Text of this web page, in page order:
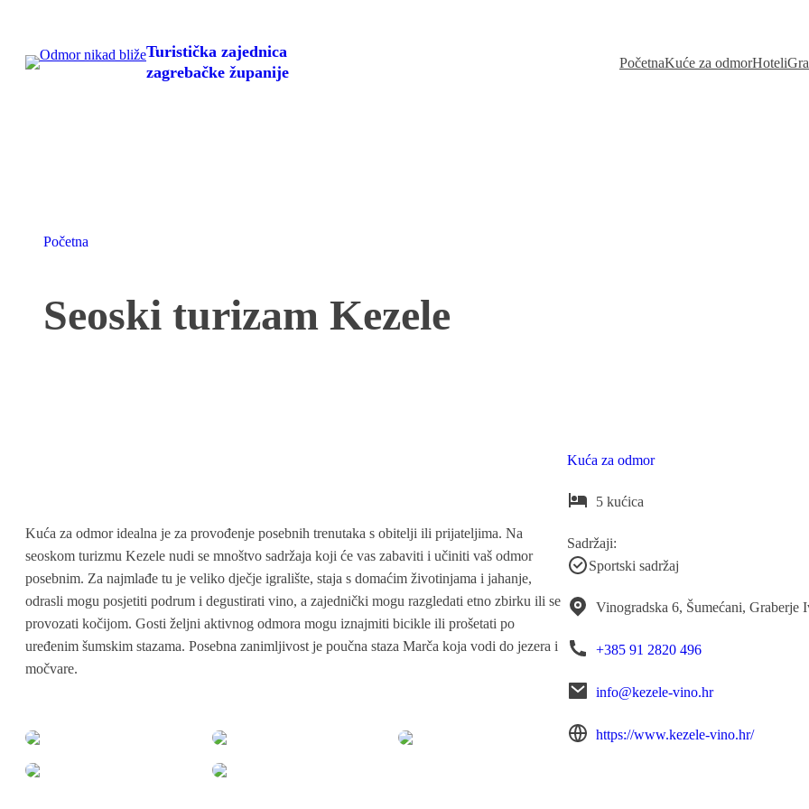
sadržaja
Turistička zajednica
zagrebačke županije
PočetnaKuće za odmorHoteli
Početna
Seoski turizam Kezele
Kuća za odmor idealna je za provođenje posebnih trenutaka s obitelji ili prijateljima. Na
seoskom turizmu Kezele nudi se mnoštvo sadržaja koji će vas zabaviti i učiniti vaš odmor
posebnim. Za najmlađe tu je veliko dječje igralište, staja s domaćim životinjama i jahanje,
odrasli mogu posjetiti podrum i degustirati vino, a zajednički mogu razgledati etno zbirku ili se
provozati kočijom. Gosti željni aktivnog odmora mogu iznajmiti bicikle ili prošetati po
uređenim šumskim stazama. Posebna zanimljivost je poučna staza Marča koja vodi do jezera i
močvare.
Kuća za odmor
5 kućica
Sadržaji:
Sportski sadržaj
Vinogradska 6, Šumećani, Graberje
+385 91 2820 496
info@kezele-vino.hr
https://www.kezele-vino.hr/